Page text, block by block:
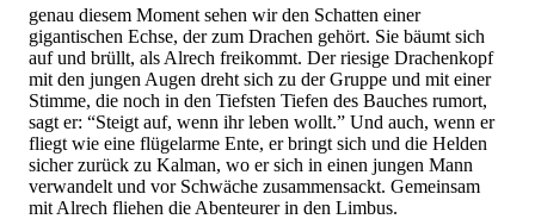
genau diesem Moment sehen wir den Schatten einer
gigantischen Echse, der zum Drachen gehört. Sie bäumt sich
auf und brüllt, als Alrech freikommt. Der riesige Drachenkopf
mit den jungen Augen dreht sich zu der Gruppe und mit einer
Stimme, die noch in den Tiefsten Tiefen des Bauches rumort,
sagt er: “Steigt auf, wenn ihr leben wollt.” Und auch, wenn er
fliegt wie eine flügelarme Ente, er bringt sich und die Helden
sicher zurück zu Kalman, wo er sich in einen jungen Mann
verwandelt und vor Schwäche zusammensackt. Gemeinsam
mit Alrech fliehen die Abenteurer in den Limbus.